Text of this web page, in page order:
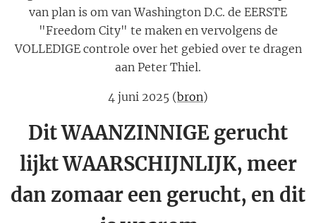
van plan is om van Washington D.C. de EERSTE
"Freedom City" te maken en vervolgens de
VOLLEDIGE controle over het gebied over te dragen
aan Peter Thiel.
4 juni 2025 (bron)
Dit WAANZINNIGE gerucht
lijkt WAARSCHIJNLIJK, meer
dan zomaar een gerucht, en dit